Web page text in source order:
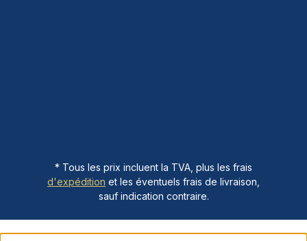
* Tous les prix incluent la TVA, plus les frais
d'expédition et les éventuels frais de livraison,
sauf indication contraire.